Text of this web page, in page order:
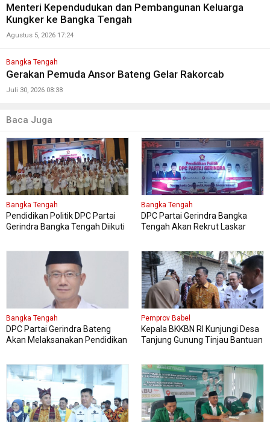
Menteri Kependudukan dan Pembangunan Keluarga
Kungker ke Bangka Tengah
Agustus 5, 2026 17:24
Bangka Tengah
Gerakan Pemuda Ansor Bateng Gelar Rakorcab
Juli 30, 2026 08:38
Baca Juga
Bangka Tengah
Pendidikan Politik DPC Partai
Gerindra Bangka Tengah Diikuti
Bangka Tengah
DPC Partai Gerindra Bangka
Tengah Akan Rekrut Laskar
Bangka Tengah
DPC Partai Gerindra Bateng
Akan Melaksanakan Pendidikan
Pemprov Babel
Kepala BKKBN RI Kunjungi Desa
Tanjung Gunung Tinjau Bantuan